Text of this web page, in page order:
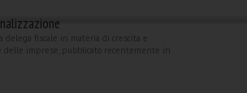
delega fiscale in materia di crescita e
delle imprese, pubblicato recentemente in